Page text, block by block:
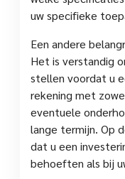
uw specifieke
Een andere
Het is verstandig
stellen voordat u
rekening met
eventuele
lange termijn. Op
dat u een
behoeften als bij